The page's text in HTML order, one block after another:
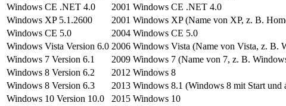
Windows CE .NET 4.0
2001 Windows CE .NET 4.0
Windows XP 5.1.2600
2001 Windows XP (Name von XP, z. B.
Windows CE 5.0
2004 Windows CE 5.0
Windows Vista Version 6.0 2006 Windows Vista (Name von Vista, z. B.
Windows 7 Version 6.1
2009 Windows 7 (Name von 7, z. B.
Windows 8 Version 6.2
2012 Windows 8
Windows 8 Version 6.3
2013 Windows 8.1 (Windows 8 mit Start und
Windows 10 Version 10.0
2015 Windows 10